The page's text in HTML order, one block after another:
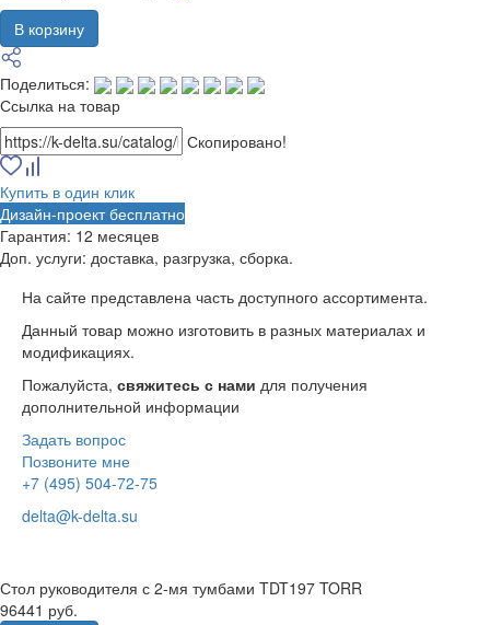
В корзину
Поделиться:
Ссылка на товар
Скопировано!
Купить в один клик
Дизайн-проект бесплатно
Гарантия: 12 месяцев
Доп. услуги: доставка, разгрузка, сборка.
На сайте представлена часть доступного ассортимента.
Данный товар можно изготовить в разных материалах и
модификациях.
Пожалуйста, свяжитесь с нами для получения
дополнительной информации
Задать вопрос
Позвоните мне
+7 (495) 504-72-75
delta@k-delta.su
Стол руководителя с 2-мя тумбами TDT197 TORR
96441 руб.